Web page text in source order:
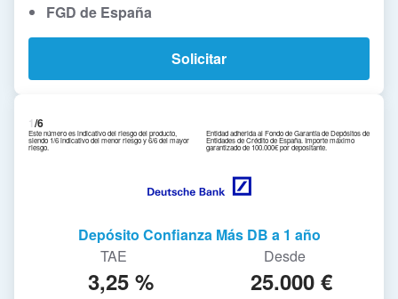
FGD de España
Solicitar
1/6
Este número es indicativo del riesgo del producto,
siendo 1/6 indicativo del menor riesgo y 6/6 del mayor
riesgo.
Entidad adherida al Fondo de Garantía de Depósitos de
Entidades de Crédito de España. Importe máximo
garantizado de 100.000€ por depositante.
Depósito Confianza Más DB a 1 año
TAE
3,25 %
Desde
25.000 €